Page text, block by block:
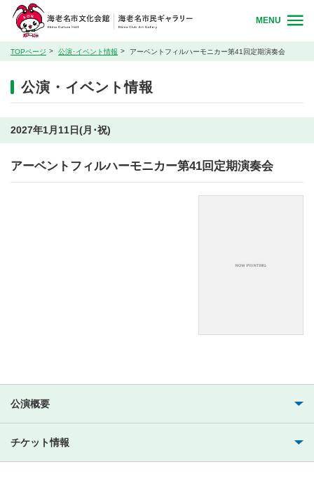
MENU
TOPページ 公演･イベント情報 アーベントフィルハーモニカー第41回定期演奏会
公演・イベント情報
2027年1月11日(月･祝)
アーベントフィルハーモニカー第41回定期演奏会
公演概要
チケット情報